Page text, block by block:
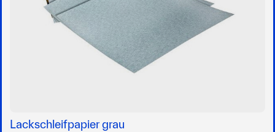
Lackschleifpapier grau